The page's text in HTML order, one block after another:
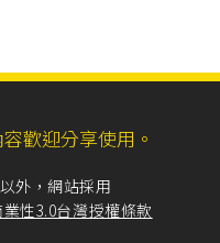
歡迎分享使用。
外，網站採用
性3.0台灣授權條款